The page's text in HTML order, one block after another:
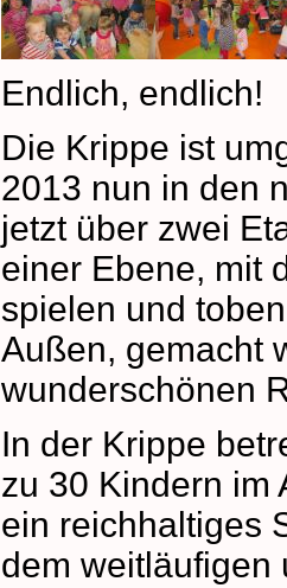
Endlich, endlich!
Die Krippe ist
2013 nun in den
jetzt über zwei
einer Ebene, mit
spielen und
Außen, gemacht
wunderschönen
In der Krippe
zu 30 Kindern im
ein reichhaltiges
dem weitläufigen